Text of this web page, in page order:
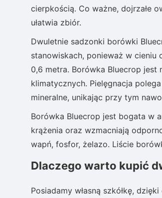
cierpkością. Co ważne, dojrzałe
ułatwia zbiór.
Dwuletnie sadzonki borówki
stanowiskach, ponieważ w cieniu
0,6 metra. Borówka Bluecrop
klimatycznych. Pielęgnacja
mineralne, unikając przy tym
Borówka Bluecrop jest bogata w
krążenia oraz wzmacniają
wapń, fosfor, żelazo. Liście
Dlaczego warto kupić
Posiadamy własną szkółkę,